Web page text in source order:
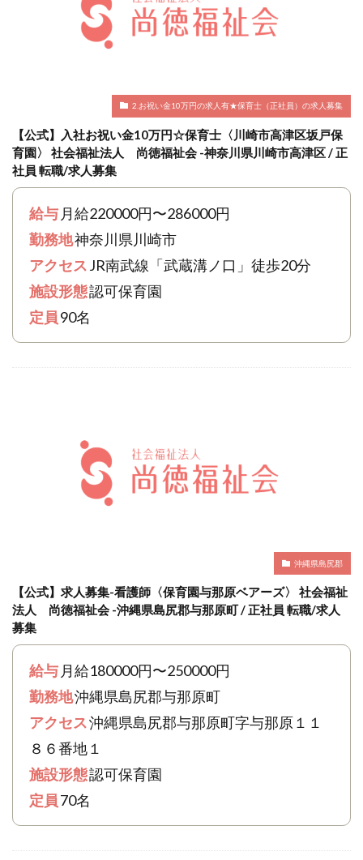
2.お祝い金10万円の求人有★保育士（正社員）の求人募集
【公式】入社お祝い金10万円☆保育士〈川崎市高津区坂戸保
育園〉 社会福祉法人 尚徳福祉会 -神奈川県川崎市高津区 / 正
社員 転職/求人募集
給与 月給220000円〜286000円
勤務地神奈川県川崎市
アクセス JR南武線「武蔵溝ノ口」徒歩20分
施設形態認可保育園
定員 90名
沖縄県島尻郡
【公式】求人募集-看護師〈保育園与那原ベアーズ〉 社会福祉
法人 尚徳福祉会 -沖縄県島尻郡与那原町 / 正社員 転職/求人
募集
給与 月給180000円〜250000円
勤務地沖縄県島尻郡与那原町
アクセス沖縄県島尻郡与那原町字与那原１１
８６番地１
施設形態認可保育園
定員 70名